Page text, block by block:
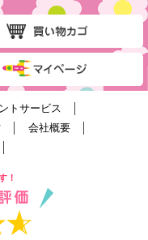
トサービス
│ 会社概要│
！